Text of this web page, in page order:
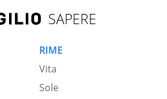
SAPERE
RIME
Vita
Sole